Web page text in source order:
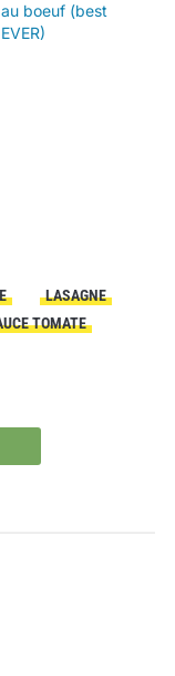
boeuf (best
LASAGNE
TOMATE